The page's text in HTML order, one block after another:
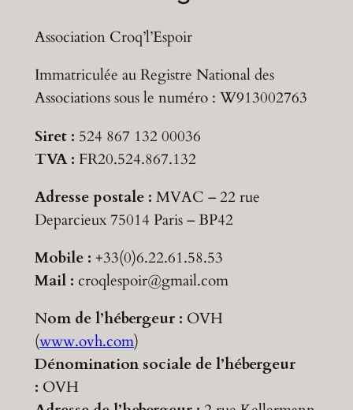
Association Croq’l’Espoir
Immatriculée au Registre National des
Associations sous le numéro : W913002763
Siret : 524 867 132 00036
TVA : FR20.524.867.132
Adresse postale : MVAC – 22 rue
Deparcieux 75014 Paris – BP42
Mobile : +33(0)6.22.61.58.53
Mail : croqlespoir@gmail.com
Nom de l’hébergeur : OVH
(www.ovh.com)
Dénomination sociale de l’hébergeur
: OVH